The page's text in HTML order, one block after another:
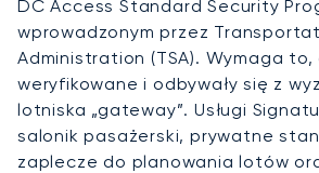
DC Access Standard Security
wprowadzonym przez
Administration (TSA). Wymaga to,
weryfikowane i odbywały się z
lotniska „gateway”. Usługi
salonik pasażerski, prywatne
zaplecze do planowania lotów